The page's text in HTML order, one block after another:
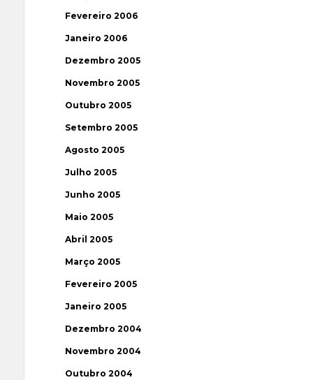
Fevereiro 2006
Janeiro 2006
Dezembro 2005
Novembro 2005
Outubro 2005
Setembro 2005
Agosto 2005
Julho 2005
Junho 2005
Maio 2005
Abril 2005
Março 2005
Fevereiro 2005
Janeiro 2005
Dezembro 2004
Novembro 2004
Outubro 2004